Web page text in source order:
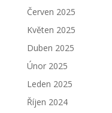
Červen 2025
Květen 2025
Duben 2025
Únor 2025
Leden 2025
Říjen 2024